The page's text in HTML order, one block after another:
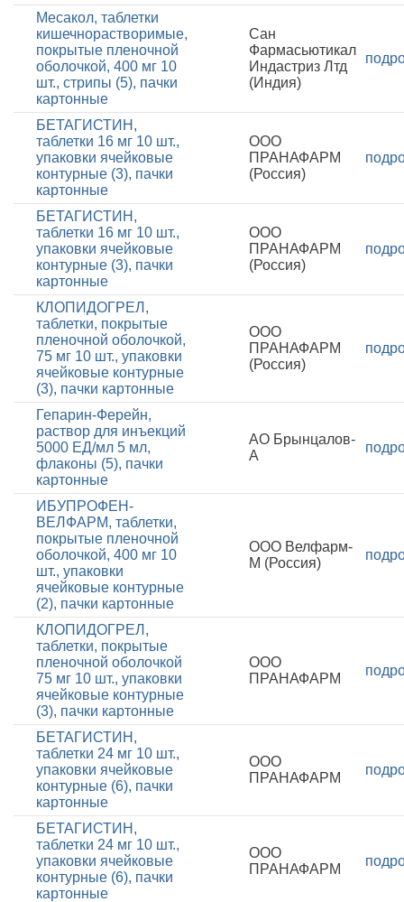
Месакол, таблетки
кишечнорастворимые,
покрытые пленочной
оболочкой, 400 мг 10
шт., стрипы (5), пачки
картонные
Сан
Фармасьютикал
Индастриз Лтд
(Индия)
БЕТАГИСТИН,
таблетки 16 мг 10 шт.,
упаковки ячейковые
контурные (3), пачки
картонные
ООО
ПРАНАФАРМ
(Россия)
БЕТАГИСТИН,
таблетки 16 мг 10 шт.,
упаковки ячейковые
контурные (3), пачки
картонные
ООО
ПРАНАФАРМ
(Россия)
КЛОПИДОГРЕЛ,
таблетки, покрытые
пленочной оболочкой,
75 мг 10 шт., упаковки
ячейковые контурные
(3), пачки картонные
ООО
ПРАНАФАРМ
(Россия)
Гепарин-Ферейн,
раствор для инъекций
5000 ЕД/мл 5 мл,
флаконы (5), пачки
картонные
АО Брынцалов-
А
ИБУПРОФЕН-
ВЕЛФАРМ, таблетки,
покрытые пленочной
оболочкой, 400 мг 10
шт., упаковки
ячейковые контурные
(2), пачки картонные
ООО Велфарм-
М (Россия)
КЛОПИДОГРЕЛ,
таблетки, покрытые
пленочной оболочкой
75 мг 10 шт., упаковки
ячейковые контурные
(3), пачки картонные
ООО
ПРАНАФАРМ
БЕТАГИСТИН,
таблетки 24 мг 10 шт.,
упаковки ячейковые
контурные (6), пачки
картонные
ООО
ПРАНАФАРМ
БЕТАГИСТИН,
таблетки 24 мг 10 шт.,
упаковки ячейковые
контурные (6), пачки
картонные
ООО
ПРАНАФАРМ